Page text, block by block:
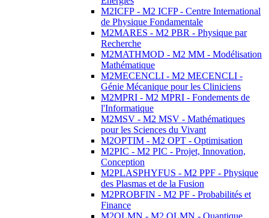
M2ICFP - M2 ICFP - Centre International
de Physique Fondamentale
M2MARES - M2 PBR - Physique par
Recherche
M2MATHMOD - M2 MM - Modélisation
Mathématique
M2MECENCLI - M2 MECENCLI -
Génie Mécanique pour les Cliniciens
M2MPRI - M2 MPRI - Fondements de
l'Informatique
M2MSV - M2 MSV - Mathématiques
pour les Sciences du Vivant
M2OPTIM - M2 OPT - Optimisation
M2PIC - M2 PIC - Projet, Innovation,
Conception
M2PLASPHYFUS - M2 PPF - Physique
des Plasmas et de la Fusion
M2PROBFIN - M2 PF - Probabilités et
Finance
M2QLMN - M2 QLMN - Quantique,